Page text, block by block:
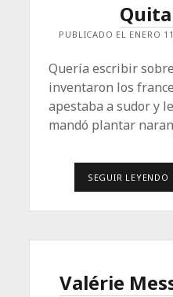
PUBLICADO EL ENERO
Quería escribir
inventaron los
apestaba a sudor y
mandó plantar
SEGUIR LEYENDO
Valérie